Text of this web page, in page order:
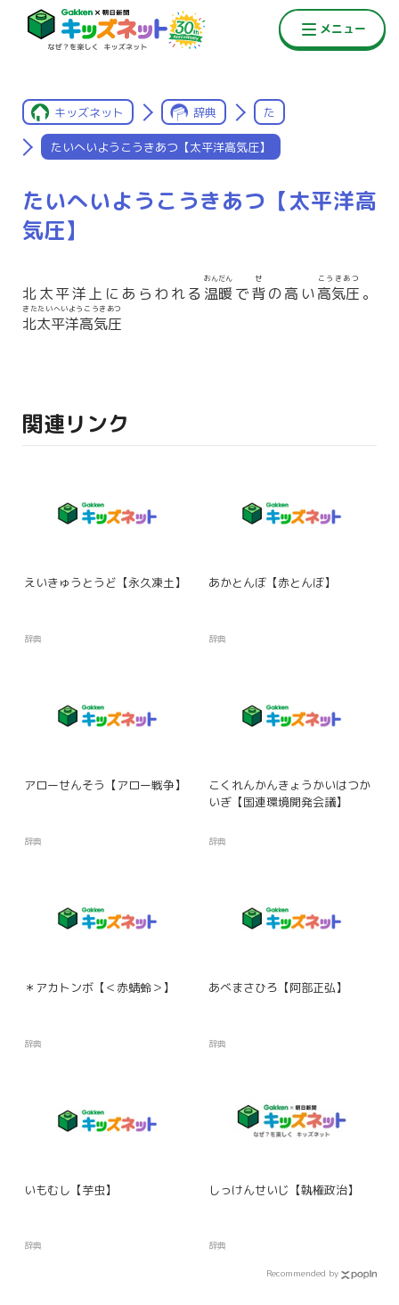
キッズネット 辞典 た
たいへいようこうきあつ【太平洋高気圧】
たいへいようこうきあつ【太平洋高
気圧】
北太平洋上にあらわれる 温暖
おんだん
で背
せ
の高い高気圧
こうきあつ
。
北太平洋高気圧
きたたいへいようこうきあつ
関連リンク
えいきゅうとうど【永久凍土】
辞典
あかとんぼ【赤とんぼ】
辞典
アローせんそう【アロー戦争】
辞典
こくれんかんきょうかいはつか
いぎ【国連環境開発会議】
辞典
＊アカトンボ【＜赤蜻蛉＞】
辞典
あべまさひろ【阿部正弘】
辞典
いもむし【芋虫】
辞典
しっけんせいじ【執権政治】
辞典
Recommended by